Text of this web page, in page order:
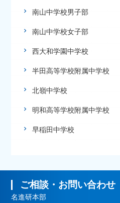
南山中学校男子部
南山中学校女子部
西大和学園中学校
半田高等学校附属中学校
北嶺中学校
明和高等学校附属中学校
早稲田中学校
ご相談・お問い合わせ
名進研本部